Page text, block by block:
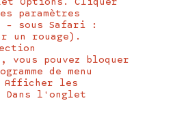
Options. Cliquer
paramètres
– sous Safari :
un rouage).
vous pouvez bloquer
de menu
Afficher les
Dans l'onglet